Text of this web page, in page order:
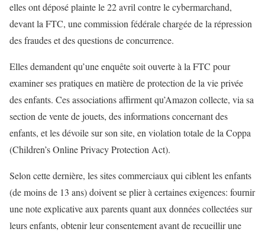
elles ont déposé plainte le 22 avril contre le cybermarchand,
devant la FTC, une commission fédérale chargée de la répression
des fraudes et des questions de concurrence.
Elles demandent qu’une enquête soit ouverte à la FTC pour
examiner ses pratiques en matière de protection de la vie privée
des enfants. Ces associations affirment qu’Amazon collecte, via sa
section de vente de jouets, des informations concernant des
enfants, et les dévoile sur son site, en violation totale de la Coppa
(Children’s Online Privacy Protection Act).
Selon cette dernière, les sites commerciaux qui ciblent les enfants
(de moins de 13 ans) doivent se plier à certaines exigences: fournir
une note explicative aux parents quant aux données collectées sur
leurs enfants, obtenir leur consentement avant de recueillir une